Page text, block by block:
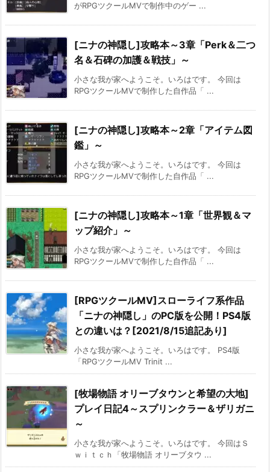
がRPGツクールMVで制作中のゲー ...
[ニナの神隠し]攻略本～3章「Perk＆二つ
名＆石碑の加護＆戦技」～
小さな我が家へようこそ。いろはです。 今回は
RPGツクールMVで制作した自作品「 ...
[ニナの神隠し]攻略本～2章「アイテム図
鑑」～
小さな我が家へようこそ。いろはです。 今回は
RPGツクールMVで制作した自作品「 ...
[ニナの神隠し]攻略本～1章「世界観＆マ
ップ紹介」～
小さな我が家へようこそ。いろはです。 今回は
RPGツクールMVで制作した自作品「 ...
[RPGツクールMV]スローライフ系作品
「ニナの神隠し」のPC版を公開！PS4版
との違いは？[2021/8/15追記あり]
小さな我が家へようこそ。いろはです。 PS4版
「RPGツクールMV Trinit ...
[牧場物語 オリーブタウンと希望の大地]
プレイ日記4～スプリンクラー＆ザリガニ
～
小さな我が家へようこそ。いろはです。 今回はＳ
ｗｉｔｃｈ「牧場物語 オリーブタウ ...